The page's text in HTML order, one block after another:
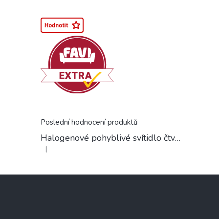
Poslední hodnocení produktů
Halogenové pohyblivé svítidlo čtvercové chrom
Hodnocení produktu je 5 z 5 hvězdiček.
|